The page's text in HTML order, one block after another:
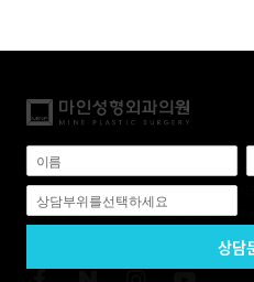
개인정보 처리 방침
|
의료기관 : 마인성형외과의원 대표 : 이성욱 사
Copyright ⓒ 2023 MINE PLASTIC SURGERY
상담부위를선택하세요